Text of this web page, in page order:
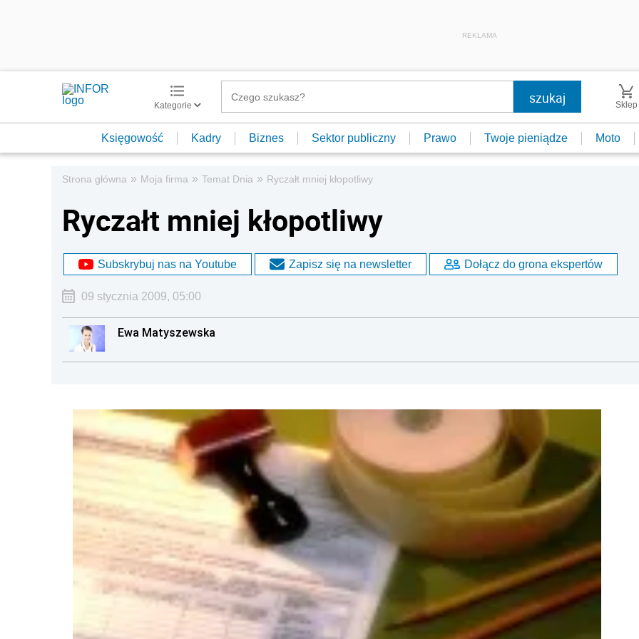
REKLAMA
Kategorie Sklep
Księgowość Kadry Biznes Sektor publiczny Prawo Twoje pieniądze Moto
Strona główna » Moja firma » Temat Dnia » Ryczałt mniej kłopotliwy
Ryczałt mniej kłopotliwy
Subskrybuj nas na Youtube Zapisz się na newsletter Dołącz do grona ekspertów
09 stycznia 2009, 05:00
Ewa Matyszewska